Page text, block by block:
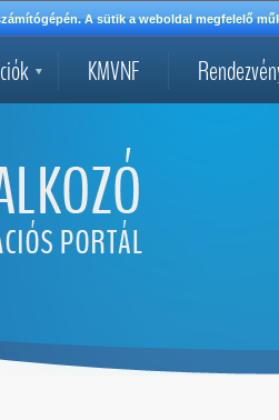
A sütik a weboldal megfelelő
KMVNF